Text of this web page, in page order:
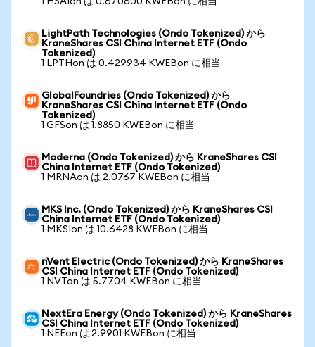
LightPath Technologies (Ondo Tokenized) から
KraneShares CSI China Internet ETF (Ondo
Tokenized)
1 LPTHon は 0.429934 KWEBon に相当
GlobalFoundries (Ondo Tokenized) から
KraneShares CSI China Internet ETF (Ondo
Tokenized)
1 GFSon は 1.8850 KWEBon に相当
Moderna (Ondo Tokenized) から KraneShares CSI
China Internet ETF (Ondo Tokenized)
1 MRNAon は 2.0767 KWEBon に相当
MKS Inc. (Ondo Tokenized) から KraneShares CSI
China Internet ETF (Ondo Tokenized)
1 MKSIon は 10.6428 KWEBon に相当
nVent Electric (Ondo Tokenized) から KraneShares
CSI China Internet ETF (Ondo Tokenized)
1 NVTon は 5.7704 KWEBon に相当
NextEra Energy (Ondo Tokenized) から KraneShares
CSI China Internet ETF (Ondo Tokenized)
1 NEEon は 2.9901 KWEBon に相当